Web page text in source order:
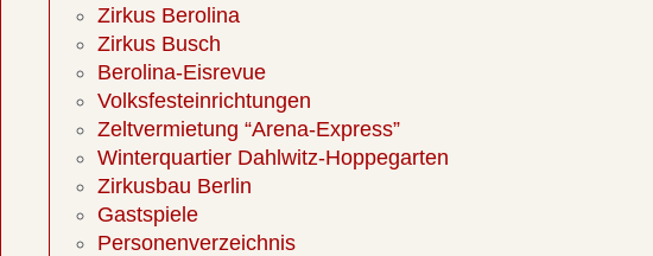
Zirkus Berolina
Zirkus Busch
Berolina-Eisrevue
Volksfesteinrichtungen
Zeltvermietung “Arena-Express”
Winterquartier Dahlwitz-Hoppegarten
Zirkusbau Berlin
Gastspiele
Personenverzeichnis